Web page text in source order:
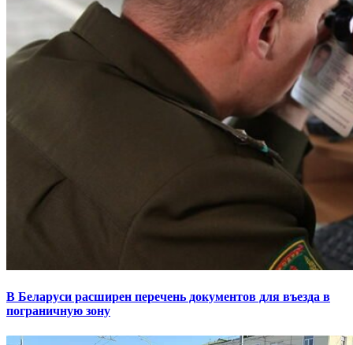
В Беларуси расширен перечень документов для въезда в
пограничную зону